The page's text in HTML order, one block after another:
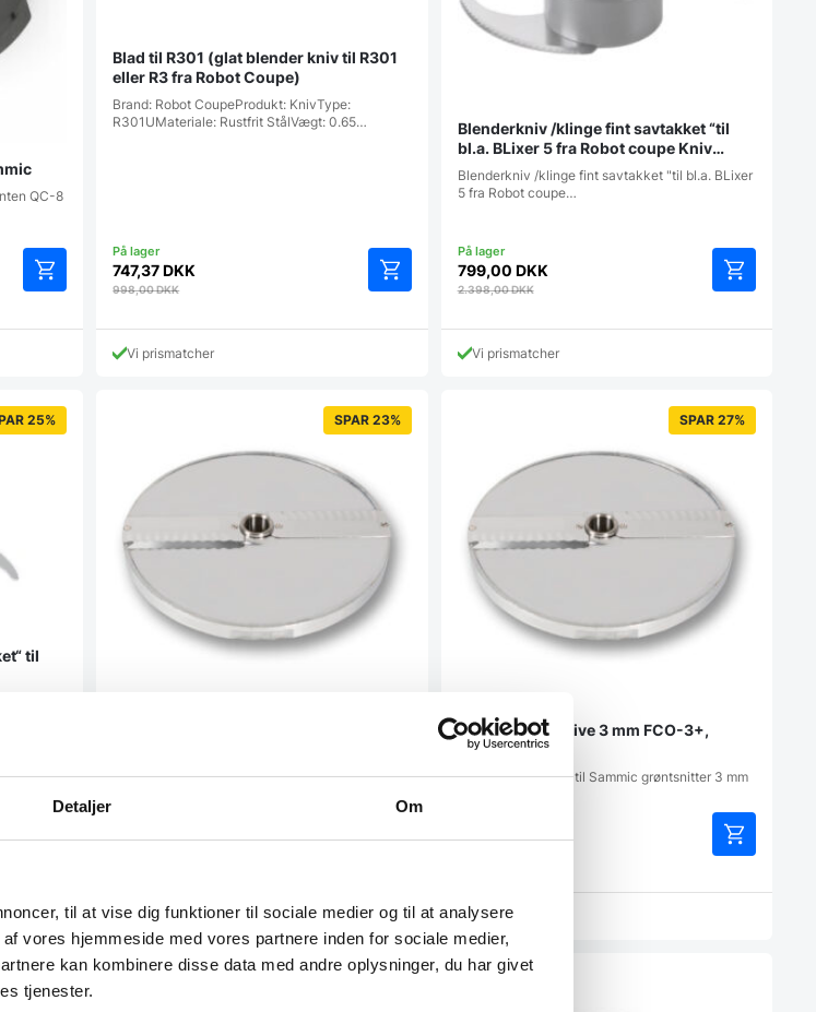
Detaljer Om
til at vise dig funktioner til sociale medier og til at analysere
vores hjemmeside med vores partnere inden for sociale medier,
kan kombinere disse data med andre oplysninger, du har givet
tjenester.
QC-8
Blad til R301 (glat blender kniv til R301
eller R3 fra Robot Coupe)
Brand: Robot CoupeProdukt: KnivType:
R301UMateriale: Rustfrit StålVægt: 0.65…
747,37DKK
998,00DKK
Vi prismatcher
Blenderkniv /klinge fint savtakket “til
bl.a. BLixer 5 fra Robot coupe Kniv
Fintakket Blixer 5 Plus (70011301)
Blenderkniv /klinge fint savtakket "til bl.a. BLixer
5 fra Robot coupe…
799,00 DKK
2.398,00DKK
Vi prismatcher
25%
til
SPAR 23%
Bølget skæreskive til Sammic grøntsnitter 2 mm
Vi prismatcher
SPAR 27%
Bølget skæreskive 3 mm FCO-3+,
Sammic
Bølget skæreskive til Sammic grøntsnitter 3 mm
Vi prismatcher
22%